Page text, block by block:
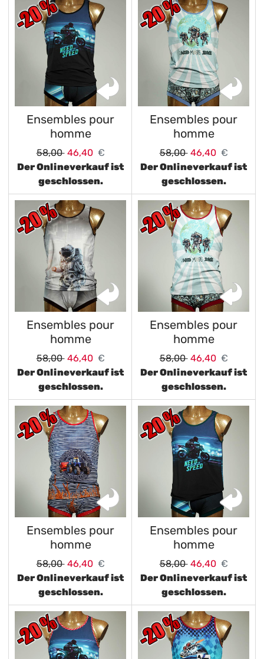
Ensembles pour
homme
58,00 46,40 €
Der Onlineverkauf ist
geschlossen.
Ensembles pour
homme
58,00 46,40 €
Der Onlineverkauf ist
geschlossen.
Ensembles pour
homme
58,00 46,40 €
Der Onlineverkauf ist
geschlossen.
Ensembles pour
homme
58,00 46,40 €
Der Onlineverkauf ist
geschlossen.
Ensembles pour
homme
58,00 46,40 €
Der Onlineverkauf ist
geschlossen.
Ensembles pour
homme
58,00 46,40 €
Der Onlineverkauf ist
geschlossen.